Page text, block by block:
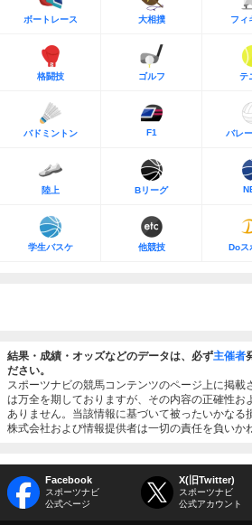
ボートレース 大相撲 フィ
格闘技 ゴルフ テ
バドミントン F1 バレ
陸上 Bリーグ
学生バスケ 他競技 Doス
結果・成績・オッズなどのデータは、必ず主催者
ださい。
スポーツナビの競馬コンテンツのページ上に掲載
は万全を期しておりますが、その内容の正確性お
ありません。当該情報に基づいて被ったいかなる
株式会社および情報提供者は一切の責任を負いか
Facebook
スポーツナビ
公式ページ
X(旧Twitter)
スポーツナビ
公式アカウント